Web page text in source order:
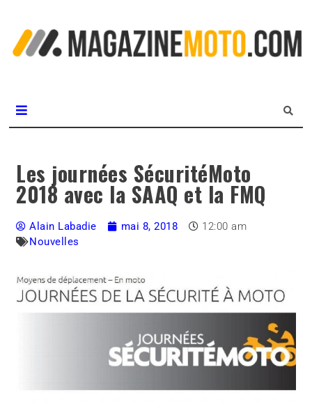
Les journées SécuritéMoto
2018 avec la SAAQ et la FMQ
Alain Labadie mai 8, 2018
12:00 am
Nouvelles